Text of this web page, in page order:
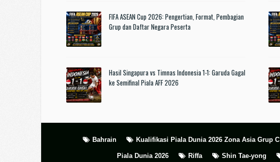
FIFA ASEAN Cup 2026: Pengertian, Format, Pembagian
Grup dan Daftar Negara Peserta
Hasil Singapura vs Timnas Indonesia 1-1: Garuda Gagal
ke Semifinal Piala AFF 2026
Bahrain Kualifikasi Piala Dunia 2026 Zona Asia Grup C
Piala Dunia 2026 Riffa Shin Tae-yong